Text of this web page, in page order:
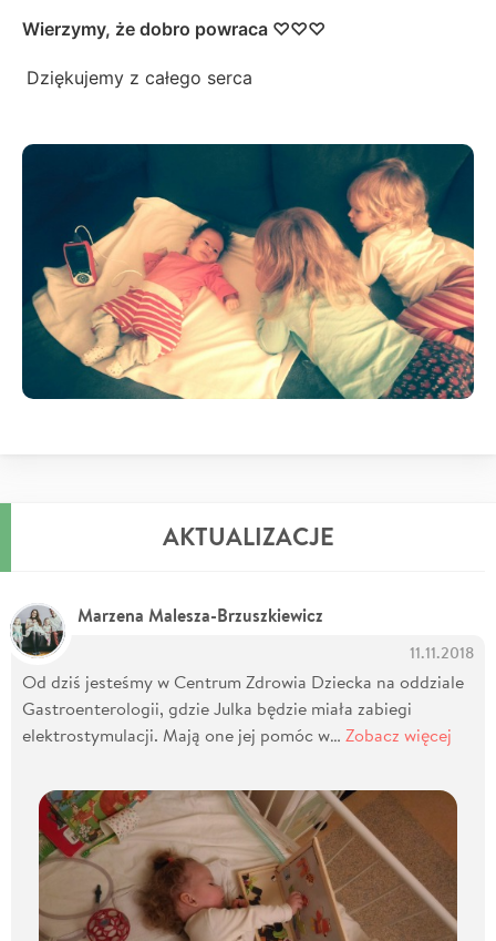
Wierzymy, że dobro powraca ♡♡♡
Dziękujemy z całego serca
AKTUALIZACJE
Marzena Malesza-Brzuszkiewicz
11.11.2018
Od dziś jesteśmy w Centrum Zdrowia Dziecka na oddziale
Gastroenterologii, gdzie Julka będzie miała zabiegi
elektrostymulacji. Mają one jej pomóc w… Zobacz więcej